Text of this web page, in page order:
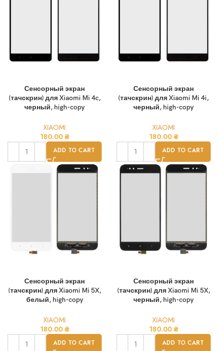
Сенсорный экран
(тачскрин) для Xiaomi Mi 4c,
черный, high-copy
XIAOMI
180.00 ₴
ADD TO CART
Сенсорный экран
(тачскрин) для Xiaomi Mi 4i,
черный, high-copy
XIAOMI
180.00 ₴
ADD TO CART
Сенсорный экран
(тачскрин) для Xiaomi Mi 5X,
белый, high-copy
XIAOMI
180.00 ₴
ADD TO CART
Сенсорный экран
(тачскрин) для Xiaomi Mi 5X,
черный, high-copy
XIAOMI
180.00 ₴
ADD TO CART